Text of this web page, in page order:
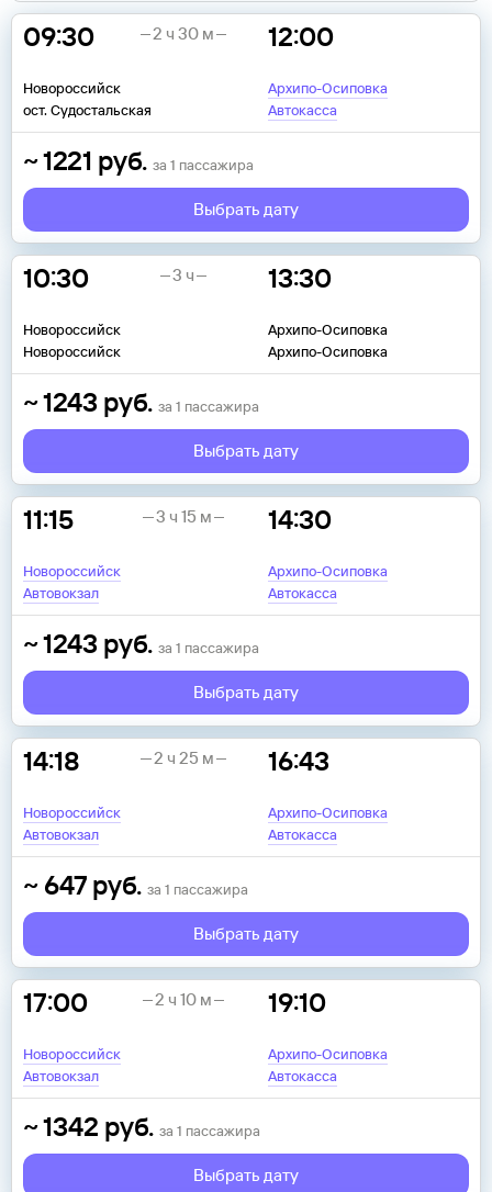
09:30
Новороссийск
ост. Судостальская
12:00
Архипо-Осиповка
Автокасса
2 ч 30 м
~1221 руб. за 1 пассажира
Выбрать дату
10:30
Новороссийск
Новороссийск
13:30
Архипо-Осиповка
Архипо-Осиповка
3 ч
~1243 руб. за 1 пассажира
Выбрать дату
11:15
Новороссийск
Автовокзал
14:30
Архипо-Осиповка
Автокасса
3 ч 15 м
~1243 руб. за 1 пассажира
Выбрать дату
14:18
Новороссийск
Автовокзал
16:43
Архипо-Осиповка
Автокасса
2 ч 25 м
~ 647 руб. за 1 пассажира
Выбрать дату
17:00
Новороссийск
Автовокзал
19:10
Архипо-Осиповка
Автокасса
2 ч 10 м
~1342 руб. за 1 пассажира
Выбрать дату